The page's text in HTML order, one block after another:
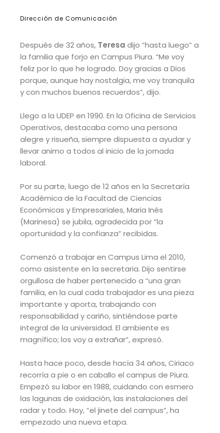
Dirección de Comunicación
Después de 32 años, Teresadijo “hasta luego” a
la familia que forjo en Campus Piura. “Me voy
feliz por lo que he logrado. Doy gracias a Dios
porque, aunque hay nostalgia, me voy tranquila
y con muchos buenos recuerdos”, dijo.
Llego a la UDEP en 1990. En la Oficina de Servicios
Operativos, destacaba como una persona
alegre y risueña, siempre dispuesta a ayudar y
llevar animo a todos al inicio de la jornada
laboral.
Por su parte, luego de 12 años en la Secretaría
Académica de la Facultad de Ciencias
Económicas y Empresariales, Maria Inés
(Marinesa) se jubila, agradecida por “la
oportunidad y la confianza” recibidas.
Comenzó a trabajar en Campus Lima el 2010,
como asistente en la secretaria. Dijo sentirse
orgullosa de haber pertenecido a “una gran
familia, en la cual cada trabajador es una pieza
importante y aporta, trabajando con
responsabilidad y cariño, sintiéndose parte
integral de la universidad. El ambiente es
magnífico; los voy a extrañar”, expresó.
Hasta hace poco, desde hacía 34 años, Ciriaco
recorría a pie o en caballo el campus de Piura.
Empezó su labor en 1988, cuidando con esmero
las lagunas de oxidación, las instalaciones del
radar y todo. Hoy, “el jinete del campus”, ha
empezado una nueva etapa.